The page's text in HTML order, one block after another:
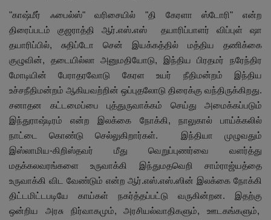
"காஷ்மீர் ஃபைல்ஸ்" வரிசையில் "தி கேரளா ஸ்டோரி" என்ற
திரைப்படம் குஜராத்தி ஆர்.எஸ்.எஸ் தயாரிப்பாளர் விப்புள் ஷா
தயாரிப்பில், சுதிப்டோ சென் இயக்கத்தில் மத்திய தணிக்கை
குழுவின், தடையில்லா அனுமதியோடு, இந்திய பிரதமர் நரேந்திர
மோடியின் பேராதரவோடு கேரள உயர் நீதிமன்றம் இந்திய
உச்சநீதிமன்றம் ஆகியவற்றின் ஒப்புதலோடு திரைக்கு வந்திருக்கிறது.
சனாதன கட்டமைப்பை புத்துருவாக்கம் செய்து அமைக்கப்படும்
இந்துராஷ்டிரம் என்ற இலக்கை நோக்கி, நாலுகால் பாய்க்கலில்
நாட்டை கொண்டு செல்லுகிறார்கள். இந்தியா முழுவதும்
இஸ்லாமிய-கிறிஸ்தவர் மீது வெறுப்புணர்வை வளர்த்து
மதக்கலவரங்களை உருவாக்கி இந்துமதவெறி சாம்ராஜ்யத்தை
உருவாக்கி விட வேண்டும் என்ற ஆர்.எஸ்.எஸ்.ஸின் இலக்கை நோக்கி
திட்டமிட்டபடியே காய்கள் நகர்த்தப்பட்டு வருகின்றன. இதற்கு
ஒன்றிய அரசு நிர்வாகமும், அரசியல்வாதிகளும், ஊடகங்களும்,